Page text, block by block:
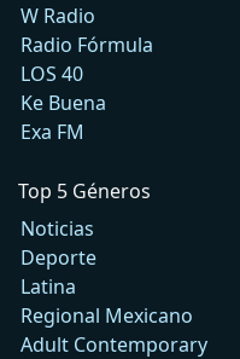
W Radio
Radio Fórmula
LOS 40
Ke Buena
Exa FM
Top 5 Géneros
Noticias
Deporte
Latina
Regional Mexicano
Adult Contemporary